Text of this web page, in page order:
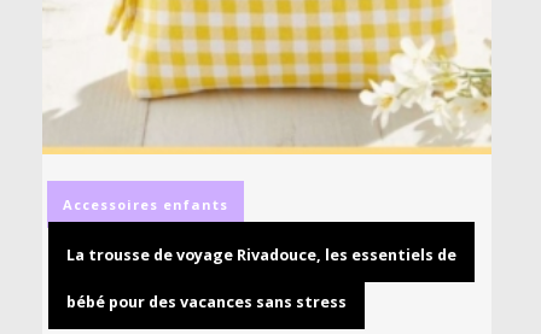
Accessoires enfants
La trousse de voyage Rivadouce, les essentiels de
bébé pour des vacances sans stress